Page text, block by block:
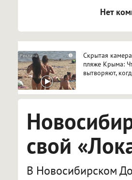
Нет
i
Скрытая
пляже Крыма:
вытворяют,
свой
В Новосибирском